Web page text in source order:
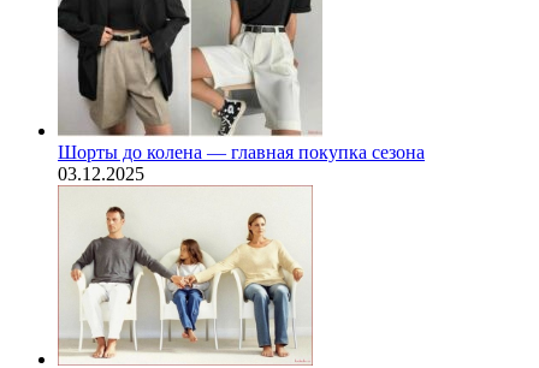
Шорты до колена — главная покупка сезона
03.12.2025